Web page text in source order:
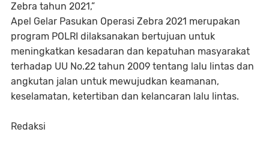
Zebra tahun 2021,”
Apel Gelar Pasukan Operasi Zebra 2021 merupakan
program POLRI dilaksanakan bertujuan untuk
meningkatkan kesadaran dan kepatuhan masyarakat
terhadap UU No.22 tahun 2009 tentang lalu lintas dan
angkutan jalan untuk mewujudkan keamanan,
keselamatan, ketertiban dan kelancaran lalu lintas.
Redaksi